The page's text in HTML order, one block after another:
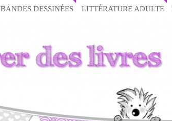
BANDES DESSINÉES LITTÉRATURE ADULTE